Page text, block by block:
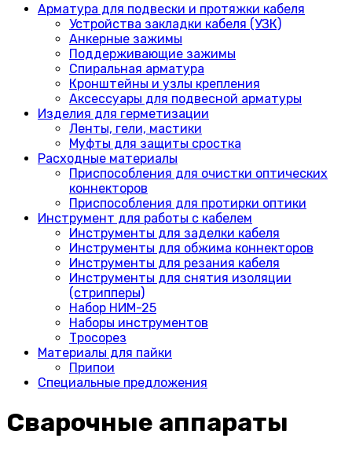
Арматура для подвески и протяжки кабеля
Устройства закладки кабеля (УЗК)
Анкерные зажимы
Поддерживающие зажимы
Спиральная арматура
Кронштейны и узлы крепления
Аксессуары для подвесной арматуры
Изделия для герметизации
Ленты, гели, мастики
Муфты для защиты сростка
Расходные материалы
Приспособления для очистки оптических
коннекторов
Приспособления для протирки оптики
Инструмент для работы с кабелем
Инструменты для заделки кабеля
Инструменты для обжима коннекторов
Инструменты для резания кабеля
Инструменты для снятия изоляции
(стрипперы)
Набор НИМ-25
Наборы инструментов
Тросорез
Материалы для пайки
Припои
Специальные предложения
Сварочные аппараты